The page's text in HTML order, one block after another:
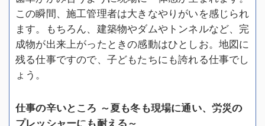
この瞬間、施工管理者は大きなやりがいを感じられ
ます。もちろん、建築物やダムやトンネルなど、完
成物が出来上がったときの感動はひとしお。地図に
残る仕事ですので、子どもたちにも誇れる仕事でし
ょう。
仕事の辛いところ ～夏も冬も現場に通い、労災の
プレッシャーにも耐える～